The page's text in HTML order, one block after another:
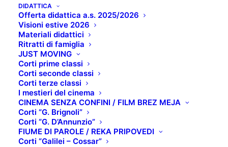
DIDATTICA
Offerta didattica a.s. 2025/2026
Visioni estive 2026
Materiali didattici
Ritratti di famiglia
JUST MOVING
Corti prime classi
Corti seconde classi
Corti terze classi
I mestieri del cinema
CINEMA SENZA CONFINI / FILM BREZ MEJA
Corti “G. Brignoli”
Corti “G. D’Annunzio”
FIUME DI PAROLE / REKA PRIPOVEDI
Corti “Galilei – Cossar”
FESTIVAL 2023